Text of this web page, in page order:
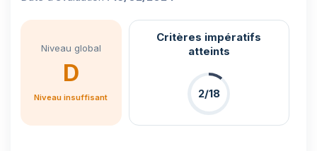
Niveau global
D
Niveau insuffisant
Critères impératifs
atteints
2/18